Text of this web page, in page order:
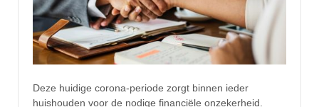
Deze huidige corona-periode zorgt binnen ieder
huishouden voor de nodige financiële onzekerheid.